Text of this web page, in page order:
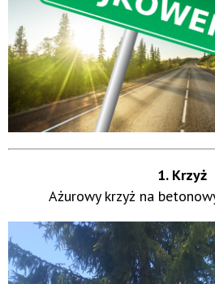
1. Krzyż
Ażurowy krzyż na